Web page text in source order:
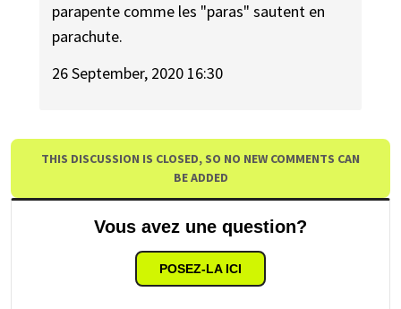
parapente comme les "paras" sautent en
parachute.
26 September, 2020 16:30
THIS DISCUSSION IS CLOSED, SO NO NEW COMMENTS CAN
BE ADDED
Vous avez une question?
POSEZ-LA ICI